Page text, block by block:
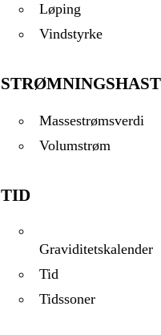
Løping
Vindstyrke
Massestrømsverdi
Volumstrøm
TID
Graviditetskalender
Tid
Tidssoner